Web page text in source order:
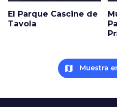
El Parque Cascine de
Tavola
map Muestra